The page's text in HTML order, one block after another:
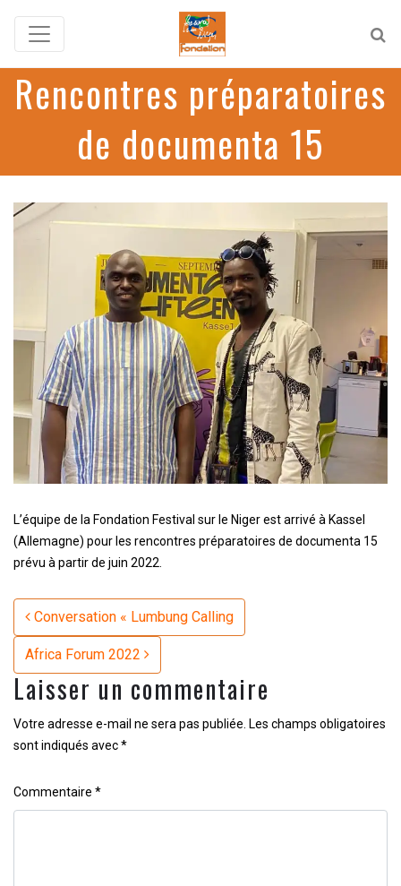
Rencontres préparatoires
de documenta 15
L’équipe de la Fondation Festival sur le Niger est arrivé à Kassel
(Allemagne) pour les rencontres préparatoires de documenta 15
prévu à partir de juin 2022.
Navigation
Conversation « Lumbung Calling
Africa Forum 2022
Laisser un commentaire
Votre adresse e-mail ne sera pas publiée. Les champs obligatoires
sont indiqués avec*
Commentaire *